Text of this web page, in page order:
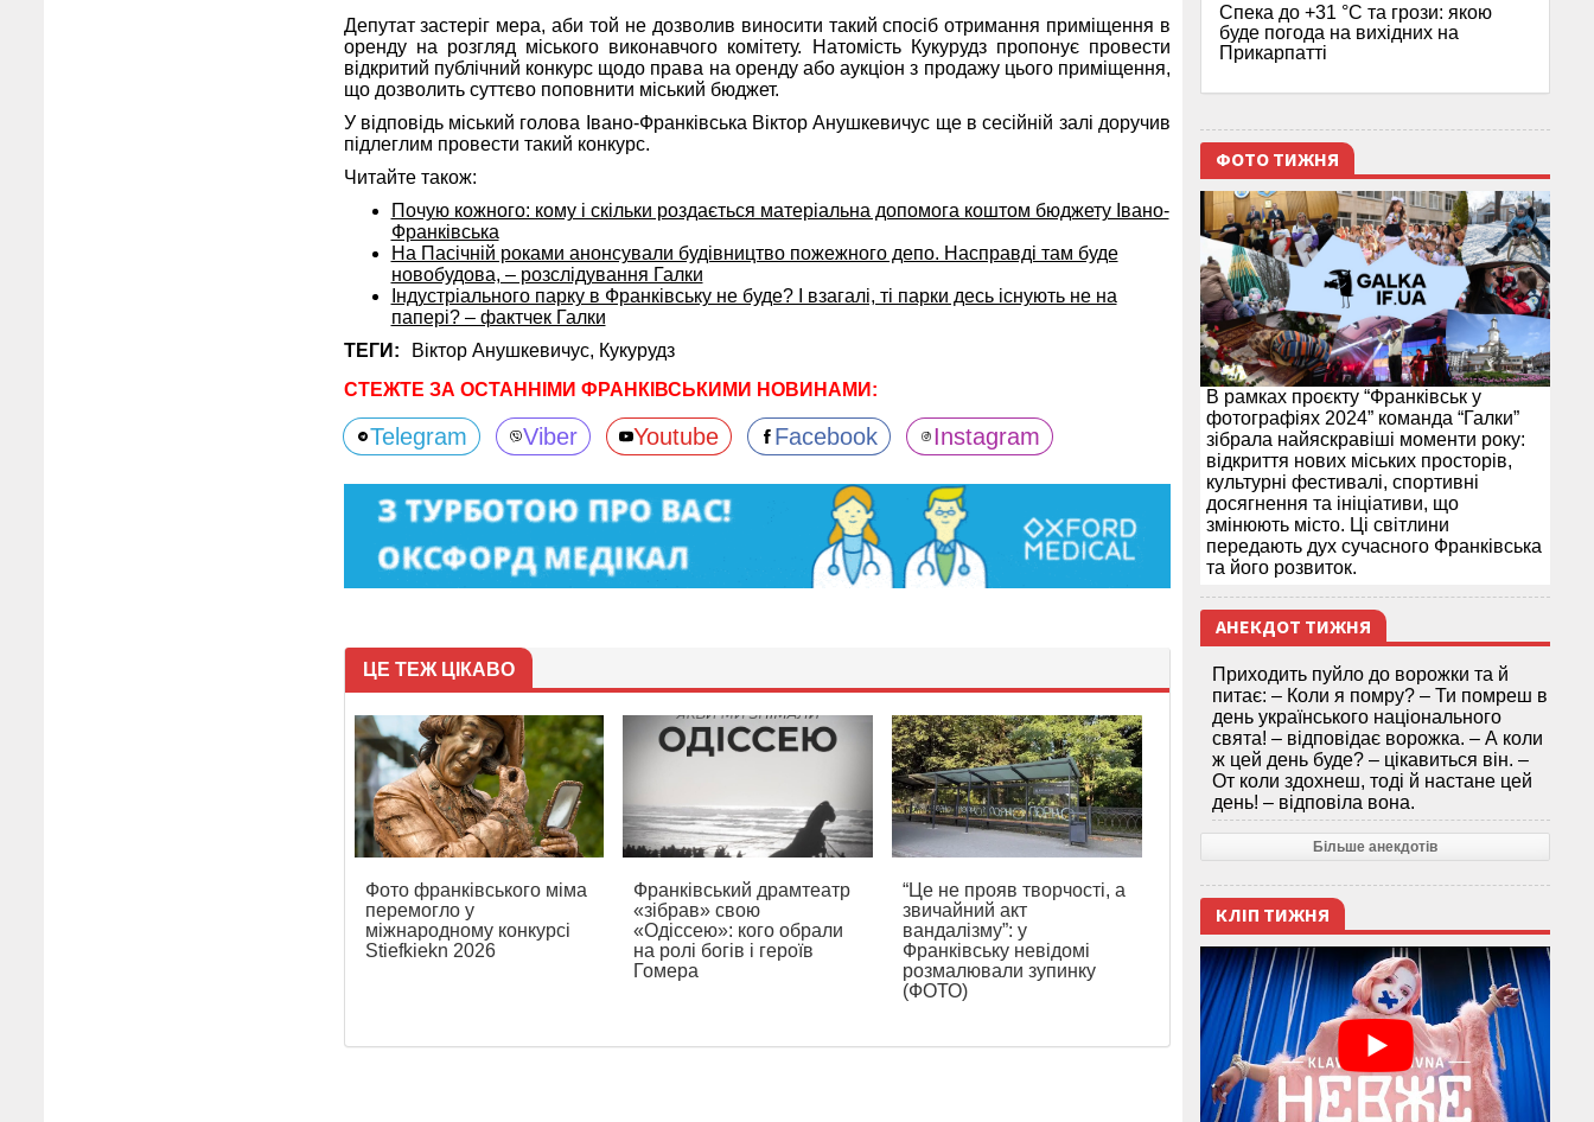
Депутат застеріг мера, аби той не дозволив виносити такий спосіб отримання приміщення в
оренду на розгляд міського виконавчого комітету. Натомість Кукурудз пропонує провести
відкритий публічний конкурс щодо права на оренду або аукціон з продажу цього приміщення,
що дозволить суттєво поповнити міський бюджет.
У відповідь міський голова Івано-Франківська Віктор Анушкевичус ще в сесійній залі доручив
підлеглим провести такий конкурс.
Читайте також:
Почую кожного: кому і скільки роздається матеріальна допомога коштом бюджету Івано-
Франківська
На Пасічній роками анонсували будівництво пожежного депо. Насправді там буде
новобудова, – розслідування Галки
Індустріального парку в Франківську не буде? І взагалі, ті парки десь існують не на
папері? – фактчек Галки
ТЕГИ:
Віктор Анушкевичус, Кукурудз
СТЕЖТЕ ЗА ОСТАННІМИ ФРАНКІВСЬКИМИ НОВИНАМИ:
Telegram Viber Youtube Facebook Instagram
ЦЕ ТЕЖ ЦІКАВО
Фото франківського міма
перемогло у
міжнародному конкурсі
Stiefkiekn 2026
Франківський драмтеатр
«зібрав» свою
«Одіссею»: кого обрали
на ролі богів і героїв
Гомера
“Це не прояв творчості, а
звичайний акт
вандалізму”: у
Франківську невідомі
розмалювали зупинку
(ФОТО)
Спека до +31 °C та грози: якою
буде погода на вихідних на
Прикарпатті
ФОТО ТИЖНЯ
В рамках проєкту “Франківськ у
фотографіях 2024” команда “Галки”
зібрала найяскравіші моменти року:
відкриття нових міських просторів,
культурні фестивалі, спортивні
досягнення та ініціативи, що
змінюють місто. Ці світлини
передають дух сучасного Франківська
та його розвиток.
АНЕКДОТ ТИЖНЯ
Приходить пуйло до ворожки та й
питає: – Коли я помру? – Ти помреш в
день українського національного
свята! – відповідає ворожка. – А коли
ж цей день буде? – цікавиться він. –
От коли здохнеш, тоді й настане цей
день! – відповіла вона.
Більше анекдотів
КЛІП ТИЖНЯ